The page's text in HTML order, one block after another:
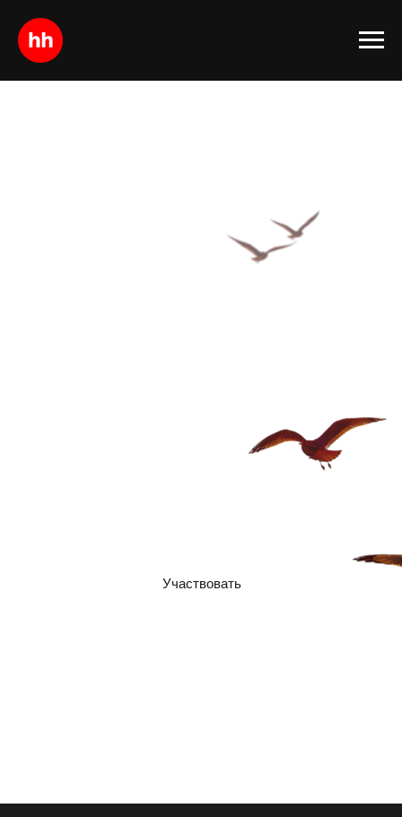
которые делают эйчара сильнее
Курс на навыки: два дня у моря для
Участвовать